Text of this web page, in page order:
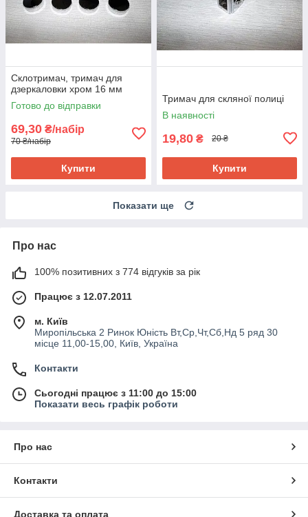
Склотримач, тримач для
дзеркаловки хром 16 мм
Готово до відправки
69,30 ₴/набір
70 ₴/набір
Купити
Тримач для скляної полиці
В наявності
19,80 ₴ 20 ₴
Купити
Показати ще
Про нас
100% позитивних з 774 відгуків за рік
Працює з 12.07.2011
м. Київ
Миропільська 2 Ринок Юність Вт,Ср,Чт,Сб,Нд 5 ряд 30
місце 11,00-15,00, Київ, Україна
Контакти
Сьогодні працює з 11:00 до 15:00
Показати весь графік роботи
Про нас
Контакти
Доставка та оплата